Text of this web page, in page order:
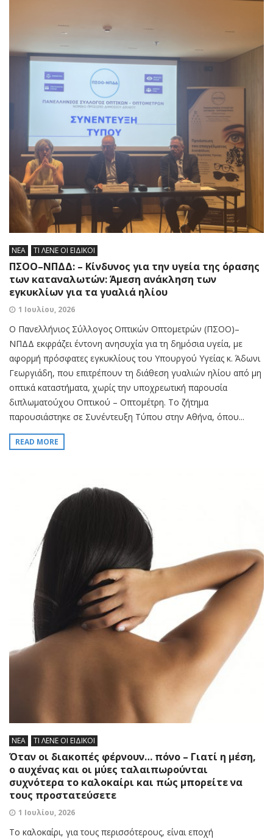
ΝΕΑ ΤΙ ΛΕΝΕ ΟΙ ΕΙΔΙΚΟΙ
ΠΣΟΟ–ΝΠΔΔ: – Κίνδυνος για την υγεία της όρασης
των καταναλωτών: Άμεση ανάκληση των
εγκυκλίων για τα γυαλιά ηλίου
1 Ιουλίου, 2026
Ο Πανελλήνιος Σύλλογος Οπτικών Οπτομετρών (ΠΣΟΟ)–
ΝΠΔΔ εκφράζει έντονη ανησυχία για τη δημόσια υγεία, με
αφορμή πρόσφατες εγκυκλίους του Υπουργού Υγείας κ. Άδωνι
Γεωργιάδη, που επιτρέπουν τη διάθεση γυαλιών ηλίου από μη
οπτικά καταστήματα, χωρίς την υποχρεωτική παρουσία
διπλωματούχου Οπτικού – Οπτομέτρη. Το ζήτημα
παρουσιάστηκε σε Συνέντευξη Τύπου στην Αθήνα, όπου...
READ MORE
ΝΕΑ ΤΙ ΛΕΝΕ ΟΙ ΕΙΔΙΚΟΙ
Όταν οι διακοπές φέρνουν… πόνο – Γιατί η μέση,
ο αυχένας και οι μύες ταλαιπωρούνται
συχνότερα το καλοκαίρι και πώς μπορείτε να
τους προστατεύσετε
1 Ιουλίου, 2026
Το καλοκαίρι, για τους περισσότερους, είναι εποχή